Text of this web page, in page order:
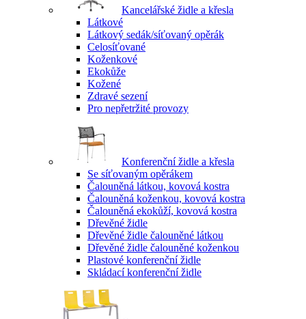
Kancelářské židle a křesla
Látkové
Látkový sedák/síťovaný opěrák
Celosíťované
Koženkové
Ekokůže
Kožené
Zdravé sezení
Pro nepřetržité provozy
Konferenční židle a křesla
Se síťovaným opěrákem
Čalouněná látkou, kovová kostra
Čalouněná koženkou, kovová kostra
Čalouněná ekokůží, kovová kostra
Dřevěné židle
Dřevěné židle čalouněné látkou
Dřevěné židle čalouněné koženkou
Plastové konferenční židle
Skládací konferenční židle